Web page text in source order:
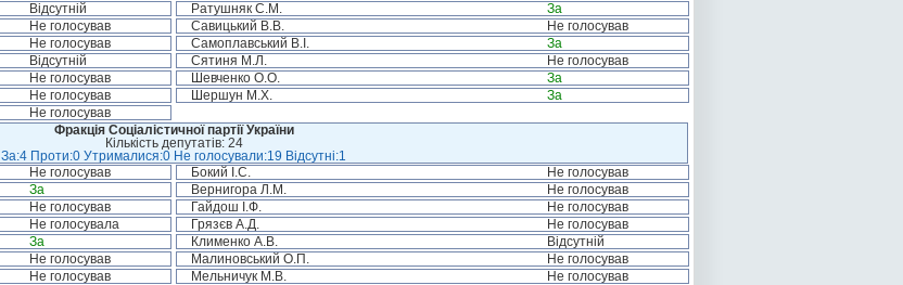
Відсутній Ратушняк С.М.
За
Не голосував Савицький В.В.
Не голосував
Не голосував Самоплавський В.І.
За
Відсутній Сятиня М.Л.
Не голосував
Не голосував Шевченко О.О.
За
Не голосував Шершун М.Х.
За
Не голосував
Фракція Соціалістичної партії України
Кількість депутатів: 24
За:4 Проти:0 Утрималися:0 Не голосували:19 Відсутні:1
Не голосував Бокий І.С.
Не голосував
За Вернигора Л.М.
Не голосував
Не голосував Гайдош І.Ф.
Не голосував
Не голосувала Грязєв А.Д.
Не голосував
За Клименко А.В.
Відсутній
Не голосував Малиновський О.П.
Не голосував
Не голосував Мельничук М.В.
Не голосував